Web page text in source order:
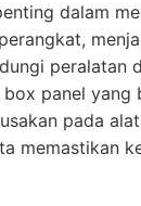
dalam
peralatan
panel yang
pada
memastikan